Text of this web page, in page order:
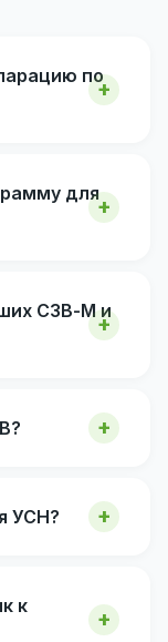
по
для
СЗВ-М и
УСН?
к